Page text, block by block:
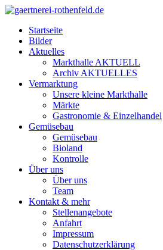
Startseite
Bilder
Aktuelles
Markthalle AKTUELL
Archiv AKTUELLES
Vermarktung
Unsere kleine Markthalle
Märkte
Gastronomie & Einzelhandel
Gemüsebau
Gemüsebau
Bioland
Kontrolle
Über uns
Über uns
Team
Kontakt & mehr
Stellenangebote
Anfahrt
Impressum
Datenschutzerklärung